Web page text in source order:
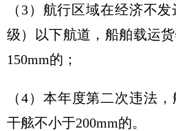
（3）航行区域在经济不
级）以下航道，船舶载运
150mm的；
（4）本年度第二次违法
干舷不小于200mm的。